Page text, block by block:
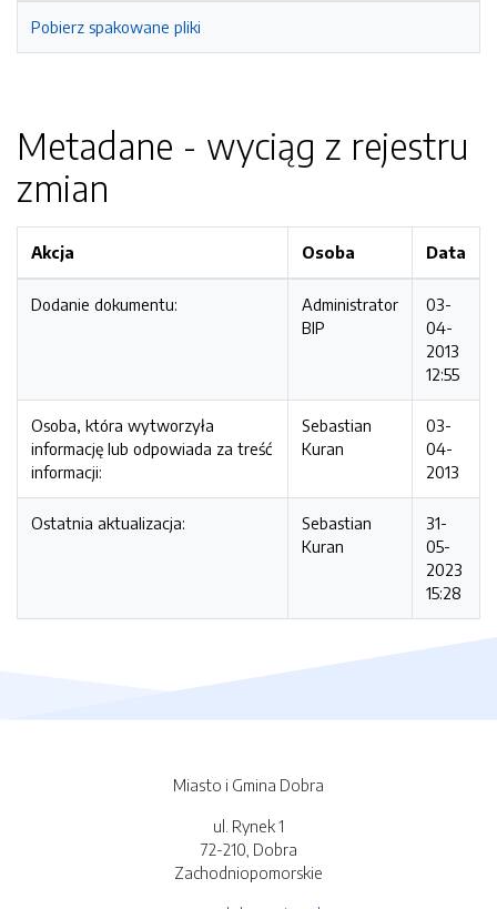
Pobierz spakowane pliki
Metadane - wyciąg z rejestru
zmian
Akcja Osoba Data
Dodanie dokumentu:
Administrator
BIP
03-
04-
2013
12:55
Osoba, która wytworzyła
informację lub odpowiada za treść
informacji:
Sebastian
Kuran
03-
04-
2013
Ostatnia aktualizacja:
Sebastian
Kuran
31-
05-
2023
15:28
Miasto i Gmina Dobra
ul. Rynek 1
72-210, Dobra
Zachodniopomorskie